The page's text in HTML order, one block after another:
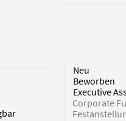
Neu
Beworben
Executive
Corporate